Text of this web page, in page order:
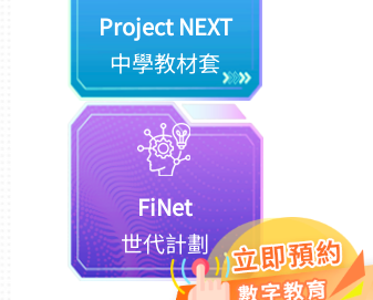
Project NEXT
中學教材套
FiNet
世代計劃